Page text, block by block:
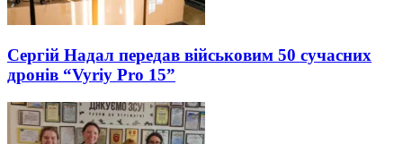
Сергій Надал передав військовим 50 сучасних
дронів “Vyriy Pro 15”